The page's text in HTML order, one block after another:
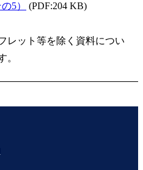
5） (PDF:204 KB)
レット等を除く資料につい
。